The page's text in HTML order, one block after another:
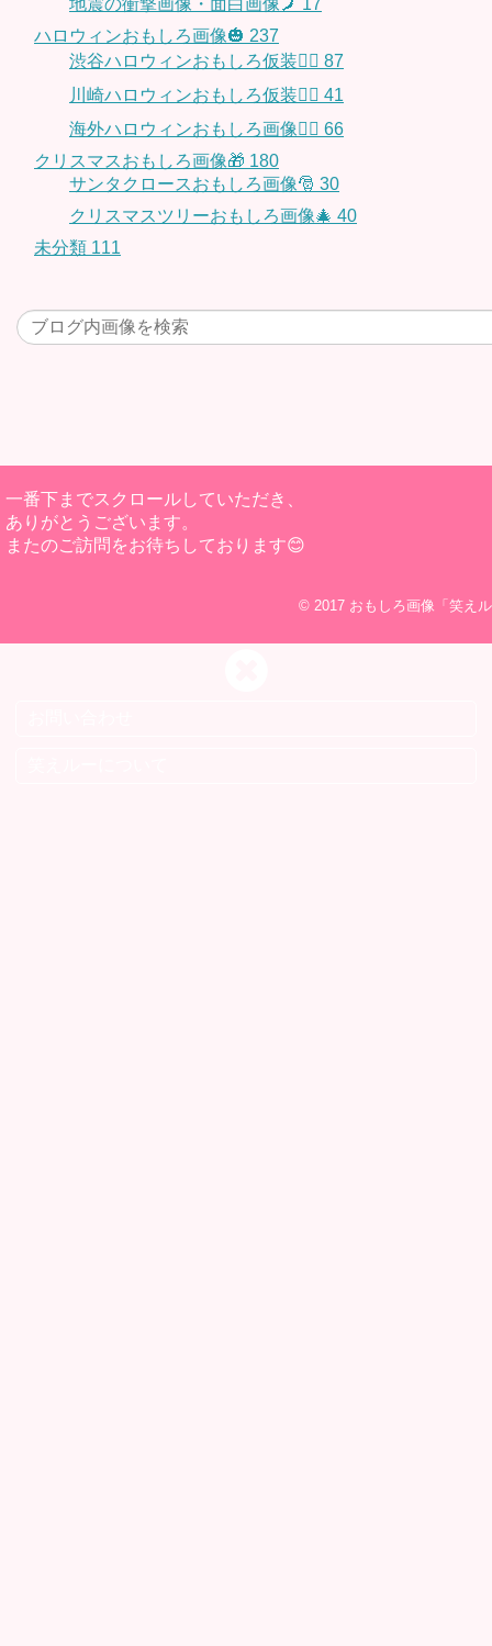
ハロウィンおもしろ画像🎃 237
渋谷ハロウィンおもしろ仮装👯‍♂️ 87
川崎ハロウィンおもしろ仮装🧞‍♀️ 41
海外ハロウィンおもしろ画像🧛‍♂️ 66
クリスマスおもしろ画像🎁 180
サンタクロースおもしろ画像🎅 30
クリスマスツリーおもしろ画像🎄 40
未分類 111
一番下までスクロールしていただき、
ありがとうございます。
またのご訪問をお待ちしております😊
© 2017 おもしろ画像「笑え